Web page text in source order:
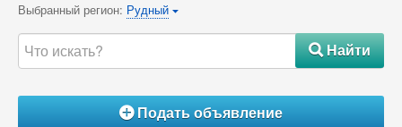
Выбранный регион: Рудный {
#Найти
ÁПодать объявление